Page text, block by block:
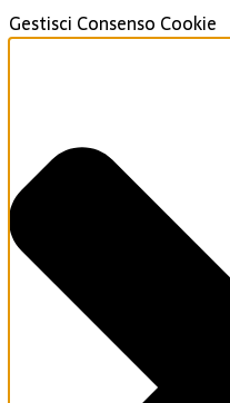
Gestisci Consenso Cookie